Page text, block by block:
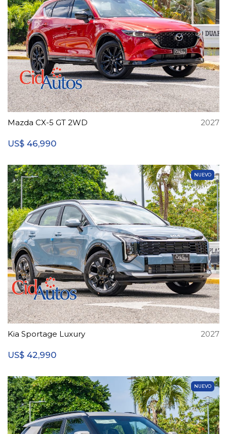
Mazda CX-5 GT 2WD 2027
US$ 46,990
NUEVO
Kia Sportage Luxury 2027
US$ 42,990
NUEVO